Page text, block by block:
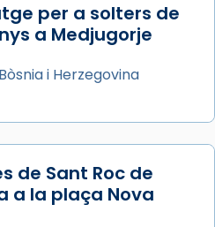
Juliana i
i màrtirs.
de sant Cugat, a
sorgeix la tradició
(“relatiu a Júlia”) i
a Semprònia =
seves. I l’any 1667, el
afirma en una obra
per a solters de
a Medjugorje
i Herzegovina
de Sant Roc de
a la plaça Nova